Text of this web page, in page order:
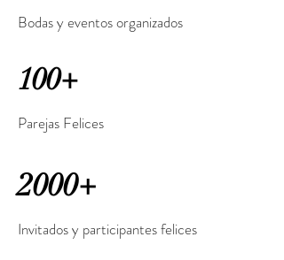
Bodas y eventos organizados
100+
Parejas Felices
2000+
Invitados y participantes felices